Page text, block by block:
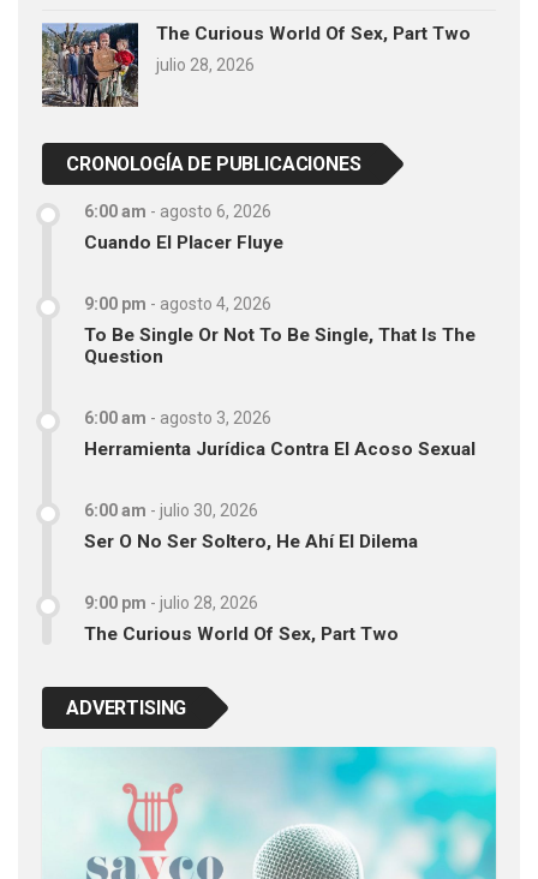
The Curious World Of Sex, Part Two
julio 28, 2026
CRONOLOGÍA DE PUBLICACIONES
6:00 am - agosto 6, 2026
Cuando El Placer Fluye
9:00 pm - agosto 4, 2026
To Be Single Or Not To Be Single, That Is The
Question
6:00 am - agosto 3, 2026
Herramienta Jurídica Contra El Acoso Sexual
6:00 am - julio 30, 2026
Ser O No Ser Soltero, He Ahí El Dilema
9:00 pm - julio 28, 2026
The Curious World Of Sex, Part Two
ADVERTISING